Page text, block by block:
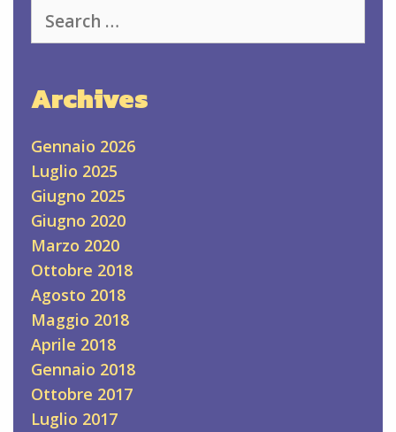
for:
Archives
Gennaio 2026
Luglio 2025
Giugno 2025
Giugno 2020
Marzo 2020
Ottobre 2018
Agosto 2018
Maggio 2018
Aprile 2018
Gennaio 2018
Ottobre 2017
Luglio 2017